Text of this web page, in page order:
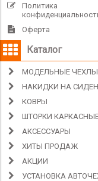
Политика
Оферта
Каталог
МОДЕЛЬНЫЕ ЧЕХЛЫ
НАКИДКИ НА
КОВРЫ
ШТОРКИ
АКСЕССУАРЫ
ХИТЫ ПРОДАЖ
АКЦИИ
УСТАНОВКА